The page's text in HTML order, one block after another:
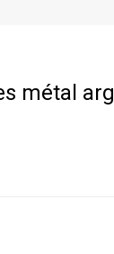
métal